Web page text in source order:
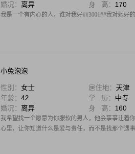
婚况： 离异 身 高： 170
我是一个有内心的人，谁对我好##3001##我对她好
小兔泡泡
性别： 女士 居住地： 天津
年龄： 42 学 历： 中专
婚况： 离异 身 高： 160
我希望找一个愿意为你服软的男人，他会事事让着
心里，让你知道什么是爱与责任，而不是找那个遇